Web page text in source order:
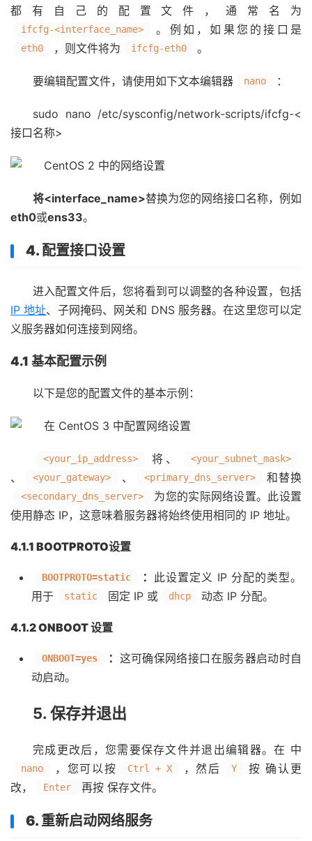
都有自己的配置文件，通常名为
ifcfg-<interface_name> 。例如，如果您的接口是
eth0 ，则文件将为 ifcfg-eth0 。
要编辑配置文件，请使用如下文本编辑器 nano ：
sudo nano /etc/sysconfig/network-scripts/ifcfg-<
接口名称>
将<interface_name>替换为您的网络接口名称，例如
eth0或ens33。
4. 配置接口设置
进入配置文件后，您将看到可以调整的各种设置，包括
IP 地址、子网掩码、网关和 DNS 服务器。在这里您可以定
义服务器如何连接到网络。
4.1 基本配置示例
以下是您的配置文件的基本示例：
<your_ip_address> 将、 <your_subnet_mask>
、 <your_gateway> 、 <primary_dns_server> 和替换
<secondary_dns_server>
为您的实际网络设置。此设置
使用静态 IP，这意味着服务器将始终使用相同的 IP 地址。
4.1.1 BOOTPROTO设置
BOOTPROTO=static ： 此设置定义 IP 分配的类型。
用于
static 固定 IP 或 dhcp 动态 IP 分配。
4.1.2 ONBOOT 设置
ONBOOT=yes ： 这可确保网络接口在服务器启动时自
动启动。
5. 保存并退出
完成更改后，您需要保存文件并退出编辑器。在 中
nano ，您可以按 Ctrl + X ，然后 Y
按 确认更
改，
Enter 再按 保存文件。
6. 重新启动网络服务